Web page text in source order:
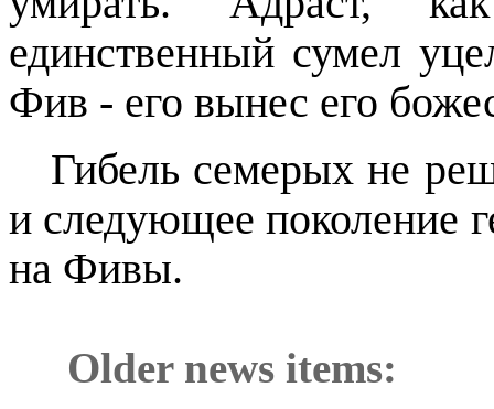
единственный сумел
Фив - его вынес его
Гибель семерых не
и следующее поколение
на Фивы.
Older news items: